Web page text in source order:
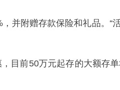
并附赠存款保险和礼品。“
目前50万元起存的大额存